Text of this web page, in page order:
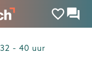
32 - 40 uur